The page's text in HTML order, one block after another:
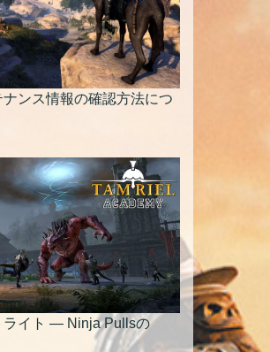
ナンス情報の確認方法につ
ライト — Ninja Pullsの